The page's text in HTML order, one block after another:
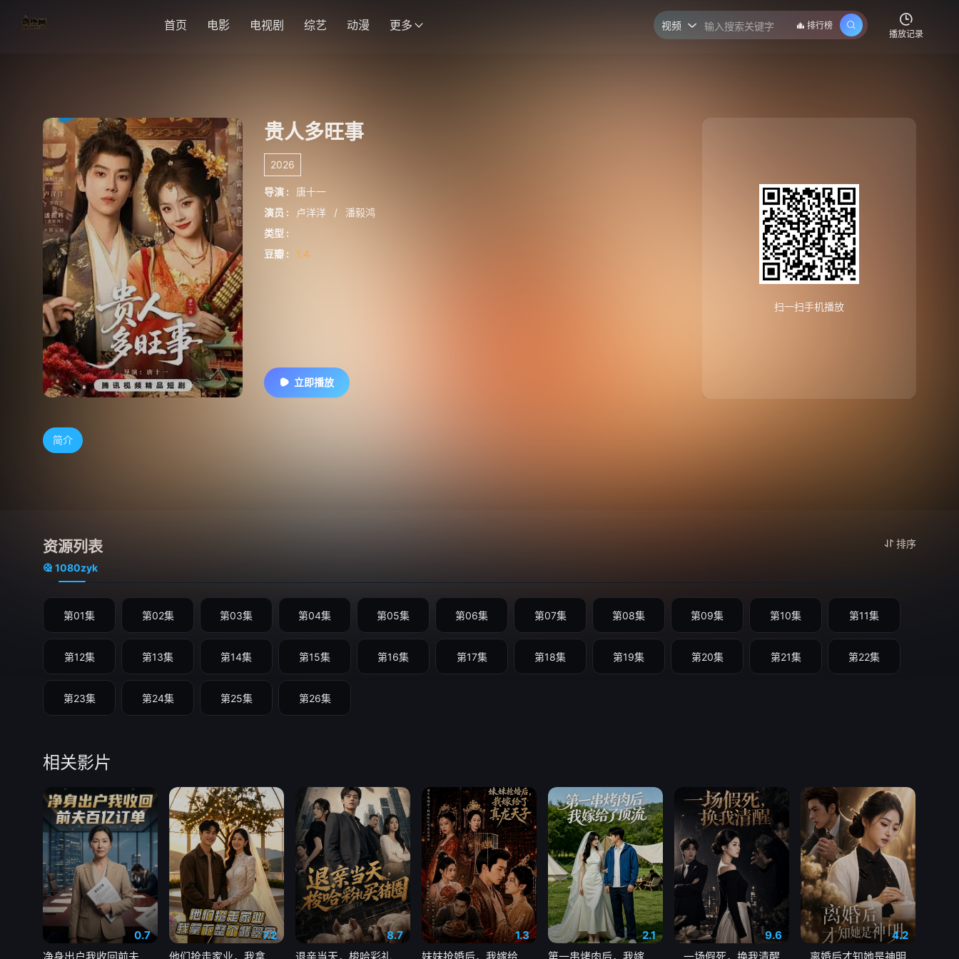
首页 电影 电视剧 综艺 动漫 更多 视频 
排行榜
播放记录
贵人多旺事
2026
导演 :
唐十一
演员 :
卢洋洋 /
潘毅鸿
类型 :
豆瓣 :
1.4
立即播放
扫一扫手机播放
简介
资源列表
排序
1080zyk
第01集 第02集 第03集 第04集 第05集 第06集 第07集 第08集 第09集 第10集 第11集
第12集 第13集 第14集 第15集 第16集 第17集 第18集 第19集 第20集 第21集 第22集
第23集 第24集 第25集 第26集
相关影片
0.7
7.2
8.7
1.3
2.1
9.6
一场假死，换我清醒
4.2
离婚后才知她是神明